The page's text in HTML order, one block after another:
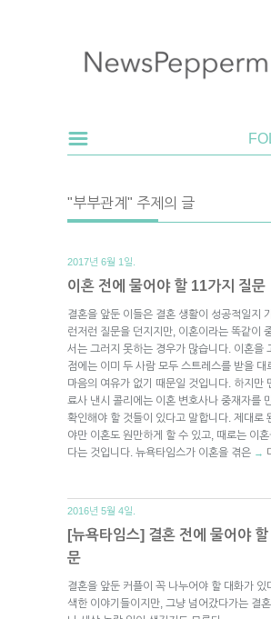
"부부관계" 주제의 글
2017년 6월 1일.
이혼 전에 물어야 할 11가지 질문
결혼을 앞둔 이들은 결혼 생활이 성공적일지
런저런 질문을 던지지만, 이혼이라는 똑같이
서는 그러지 못하는 경우가 많습니다. 이혼을
점에는 이미 두 사람 모두 스트레스를 받을 대
마음의 여유가 없기 때문일 것입니다. 하지만
료사 낸시 콜리에는 이혼 변호사나 중재자를
확인해야 할 것들이 있다고 말합니다. 제대로
야만 이혼도 원만하게 할 수 있고, 때로는 이
다는 것입니다. 뉴욕타임스가 이혼을 겪은 →
2016년 5월 4일.
[뉴욕타임스] 결혼 전에 물어야
문
결혼을 앞둔 커플이 꼭 나누어야 할 대화가 있
색한 이야기들이지만, 그냥 넘어갔다가는 결